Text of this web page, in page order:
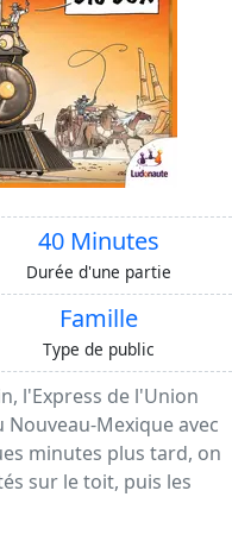
40 Minutes
Durée d'une partie
Famille
Type de public
l'Express de l'Union
Mexique avec
minutes plus tard, on
sur le toit, puis les